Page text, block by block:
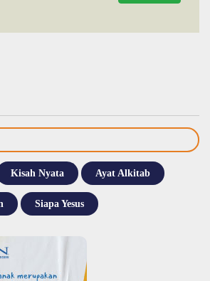
Kisah Nyata Ayat Alkitab
Siapa Yesus